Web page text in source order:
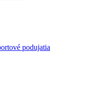
podujatia